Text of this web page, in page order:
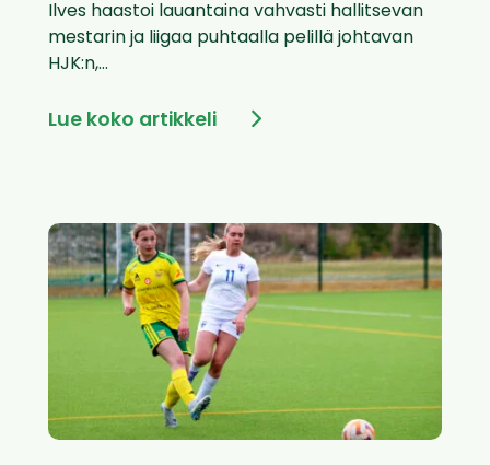
Ilves haastoi lauantaina vahvasti hallitsevan
mestarin ja liigaa puhtaalla pelillä johtavan
HJK:n,...
Lue koko artikkeli